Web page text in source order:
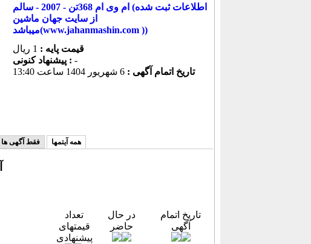
ام وی ام 368تن - 2007 - سالم (اطلاعات ثبت شده
از سایت جهان ماشین
میباشد(www.jahanmashin.com ))
قیمت پایه :
پیشنهاد كنونی : -
تاریخ اتمام آگهی : 6 شهريور 1404 ساعت 13:40
همه آیتمها فقط آگهی ها
تعداد
قیمتهای
پیشنهادی
در حال
حاضر
تاریخ اتمام
آگهی